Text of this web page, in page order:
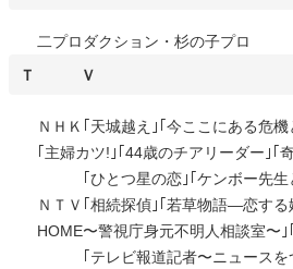
二プロダクション・杉の子プロ
Ｔ Ｖ
ＮＨＫ｢天城越え｣｢今ここにある危
｢主婦カツ!｣｢44歳のチアリーダー｣｢
｢ひとつ星の恋｣｢ケンボー先生
ＮＴＶ｢相続探偵｣｢若草物語―恋す
HOME〜警視庁身元不明人相談室〜｣
｢テレビ報道記者〜ニュースをつ